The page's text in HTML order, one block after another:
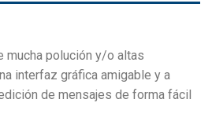
mucha polución y/o altas
interfaz gráfica amigable y a
de mensajes de forma fácil